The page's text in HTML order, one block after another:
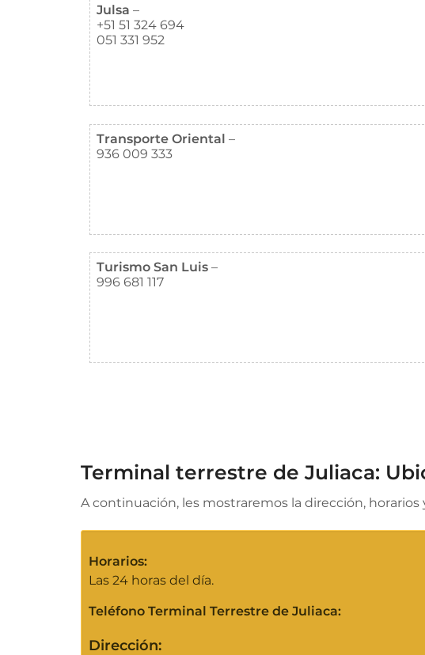
Julsa –
+51 51 324 694
051 331 952
Transporte Oriental –
936 009 333
Turismo San Luis –
996 681 117
Terminal terrestre de Juliaca:
A continuación, les mostraremos la dirección,
Horarios:
Las 24 horas del día.
Teléfono Terminal Terrestre de Juliaca:
Dirección: